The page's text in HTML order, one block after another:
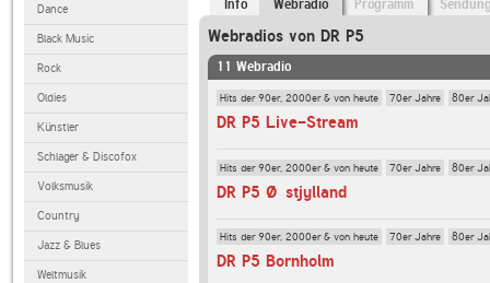
Dance
Black Music
Rock
Oldies
Künstler
Schlager & Discofox
Volksmusik
Country
Jazz & Blues
Weltmusik
Info Webradio Programm
Webradios von DR P5
11 Webradio
Hits der 90er, 2000er & von heute 70er Jahre 80er
DR P5 Live-Stream
Hits der 90er, 2000er & von heute 70er Jahre 80er
DR P5 Østjylland
Hits der 90er, 2000er & von heute 70er Jahre 80er
DR P5 Bornholm